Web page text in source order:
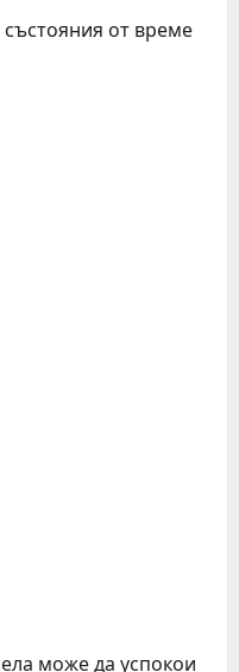
от време
може да успокои